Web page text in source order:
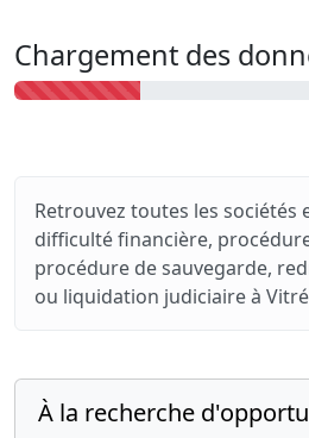
Chargement des
Retrouvez toutes les sociétés
difficulté financière,
procédure de sauvegarde,
ou liquidation judiciaire à Vitré
À la recherche